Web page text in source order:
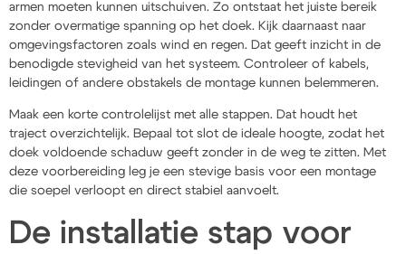
armen moeten kunnen uitschuiven. Zo ontstaat het juiste bereik
zonder overmatige spanning op het doek. Kijk daarnaast naar
omgevingsfactoren zoals wind en regen. Dat geeft inzicht in de
benodigde stevigheid van het systeem. Controleer of kabels,
leidingen of andere obstakels de montage kunnen belemmeren.
Maak een korte controlelijst met alle stappen. Dat houdt het
traject overzichtelijk. Bepaal tot slot de ideale hoogte, zodat het
doek voldoende schaduw geeft zonder in de weg te zitten. Met
deze voorbereiding leg je een stevige basis voor een montage
die soepel verloopt en direct stabiel aanvoelt.
De installatie stap voor